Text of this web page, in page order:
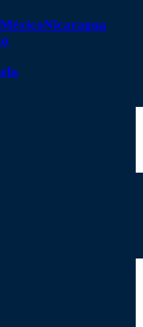
MéxicoNicaragua